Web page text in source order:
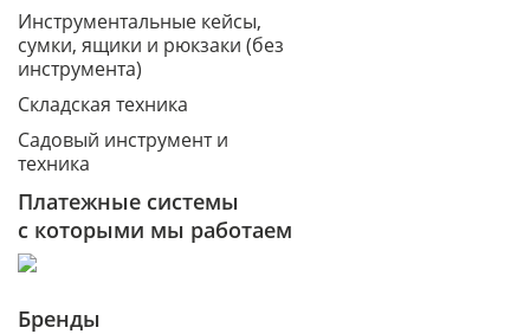
Инструментальные кейсы,
сумки, ящики и рюкзаки (без
инструмента)
Складская техника
Садовый инструмент и
техника
Платежные системы
с которыми мы работаем
Бренды